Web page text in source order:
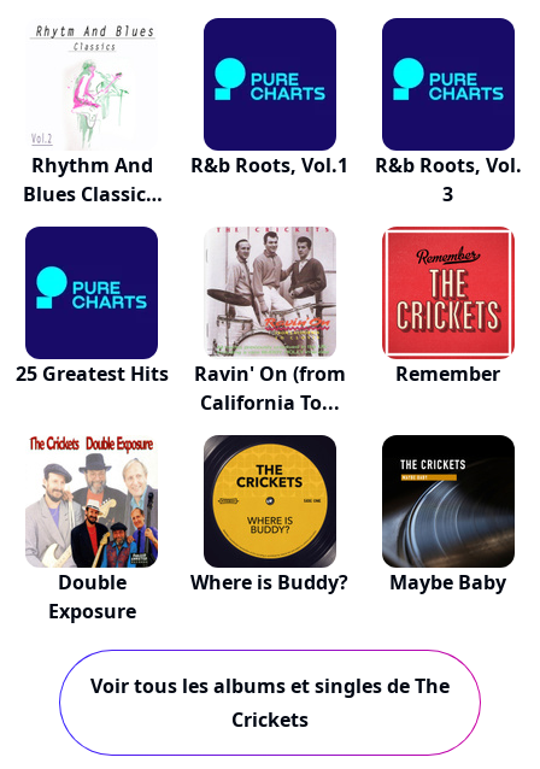
1...
Rhythm And
Blues Classics,
Vo...
R&b Roots, Vol.1
R&b Roots, Vol.
3
25 Greatest Hits
Ravin' On (from
California To...
Remember
Double
Exposure
Where is Buddy? Maybe Baby
Voir tous les albums et singles de The
Crickets